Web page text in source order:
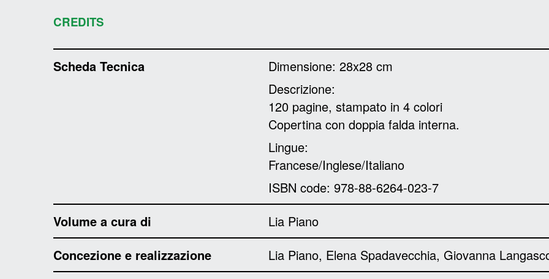
CREDITS
Scheda Tecnica
Dimensione: 28x28 cm
Descrizione:
120 pagine, stampato in 4 colori
Copertina con doppia falda interna.
Lingue:
Francese/Inglese/Italiano
ISBN code: 978-88-6264-023-7
Volume a cura di
Lia Piano
Concezione e realizzazione
Lia Piano, Elena Spadavecchia, Giovanna